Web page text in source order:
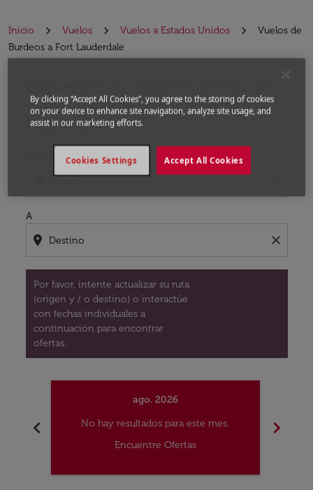
Inicio Vuelos Vuelos a Estados Unidos
Vuelos de
Burdeos a Fort Lauderdale
vuelo desde Burdeos a Fort
Lauderdale
A
location_on close
Por favor, intente actualizar su ruta
(origen y / o destino) o interactúe
con fechas individuales a
continuación para encontrar
ofertas.
chevron_left
ago. 2026
No hay resultados para este mes.
Encuentre Ofertas
chevron_right
By clicking “Accept All Cookies”, you agree to the storing of cookies
on your device to enhance site navigation, analyze site usage, and
assist in our marketing efforts.
Accept All Cookies
Cookies Settings